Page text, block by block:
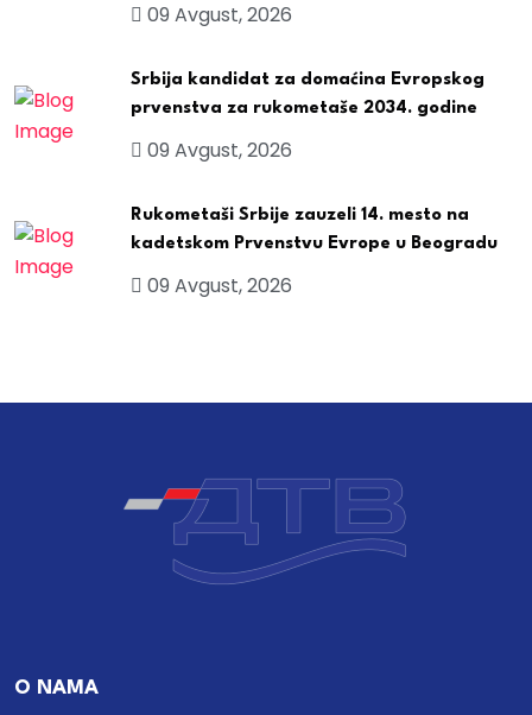
09 Avgust, 2026
Srbija kandidat za domaćina Evropskog
prvenstva za rukometaše 2034. godine
09 Avgust, 2026
Rukometaši Srbije zauzeli 14. mesto na
kadetskom Prvenstvu Evrope u Beogradu
09 Avgust, 2026
O NAMA